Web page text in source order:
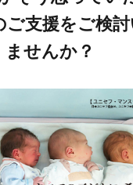
支援をご検
ませんか？